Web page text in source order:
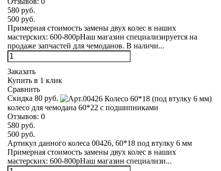
580 руб.
500 руб.
Примерная стоимость замены двух колес в наших
мастерских: 600-800рНаш магазин специализируется на
продаже запчастей для чемоданов. В наличи...
Заказать
Купить в 1 клик
Сравнить
Скидка 80 руб.
колесо для чемодана 60*22 с подшипниками
Отзывов: 0
580 руб.
500 руб.
Артикул данного колеса 00426, 60*18 под втулку 6 мм
Примерная стоимость замены двух колес в наших
мастерских: 600-800рНаш магазин специализи...